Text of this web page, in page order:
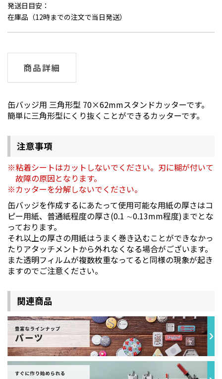
発送日目安：
在庫品（12時までの注文で当日発送）
商品詳細
缶バッジ用 三角形型 70×62mmスタンドカッターです。
簡単に三角形型にくり抜くことができるカッターです。
注意事項
粘着シートはカットしないでください。刃に糊が付いて
故障の原因となります。
カッターを分解しないでください。
缶バッジを作成するにあたって使用可能な用紙の厚さはコ
ピー用紙、普通紙程度の厚さ(0.1 ∼0.13mm程度)までとな
っております。
それ以上の厚さの用紙はうまく巻き込むことができなかっ
たりアタッチメントから外れなくなる場合がございます。
また透明フィルムが複数枚重なってると同様の現象が起き
ますのでご注意ください。
関連商品